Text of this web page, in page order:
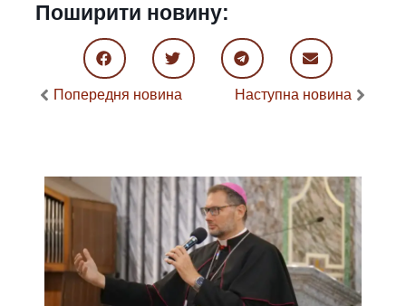
Поширити новину:
Попередня новина Наступна новина